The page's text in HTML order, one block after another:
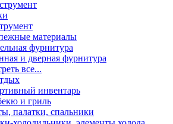
материалы
фурнитура
и дверная фурнитура
все...
инвентарь
и гриль
палатки, спальники